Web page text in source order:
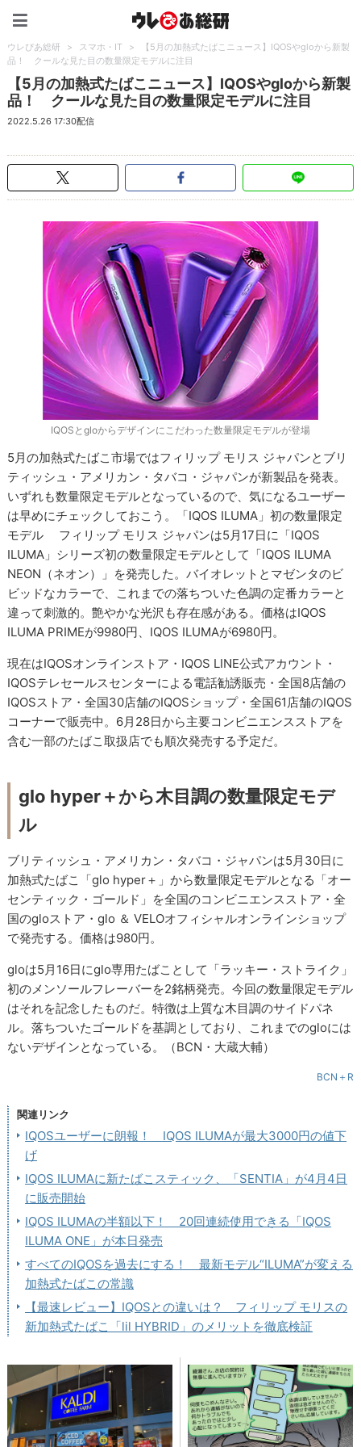
ウレぴあ総研 > スマホ・IT >
【5月の加熱式たばこニュース】IQOSやgloから新製
品！ クールな見た目の数量限定モデルに注目
【5月の加熱式たばこニュース】IQOSやgloから新製
品！ クールな見た目の数量限定モデルに注目
2022.5.26 17:30配信
IQOSとgloからデザインにこだわった数量限定モデルが登場
5月の加熱式たばこ市場ではフィリップ モリス ジャパンとブリ
ティッシュ・アメリカン・タバコ・ジャパンが新製品を発表。
いずれも数量限定モデルとなっているので、気になるユーザー
は早めにチェックしておこう。「IQOS ILUMA」初の数量限定
モデル フィリップ モリス ジャパンは5月17日に「IQOS
ILUMA」シリーズ初の数量限定モデルとして「IQOS ILUMA
NEON（ネオン）」を発売した。バイオレットとマゼンタのビ
ビッドなカラーで、これまでの落ちついた色調の定番カラーと
違って刺激的。艶やかな光沢も存在感がある。価格はIQOS
ILUMA PRIMEが9980円、IQOS ILUMAが6980円。
現在はIQOSオンラインストア・IQOS LINE公式アカウント・
IQOSテレセールスセンターによる電話勧誘販売・全国8店舗の
IQOSストア・全国30店舗のIQOSショップ・全国61店舗のIQOS
コーナーで販売中。6月28日から主要コンビニエンスストアを
含む一部のたばこ取扱店でも順次発売する予定だ。
glo hyper＋から木目調の数量限定モデ
ル
ブリティッシュ・アメリカン・タバコ・ジャパンは5月30日に
加熱式たばこ「glo hyper＋」から数量限定モデルとなる「オー
センティック・ゴールド」を全国のコンビニエンスストア・全
国のgloストア・glo ＆ VELOオフィシャルオンラインショップ
で発売する。価格は980円。
gloは5月16日にglo専用たばことして「ラッキー・ストライク」
初のメンソールフレーバーを2銘柄発売。今回の数量限定モデル
はそれを記念したものだ。特徴は上質な木目調のサイドパネ
ル。落ちついたゴールドを基調としており、これまでのgloには
ないデザインとなっている。（BCN・大蔵大輔）
BCN＋R
関連リンク
IQOSユーザーに朗報！ IQOS ILUMAが最大3000円の値下
げ
IQOS ILUMAに新たばこスティック、「SENTIA」が4月4日
に販売開始
IQOS ILUMAの半額以下！ 20回連続使用できる「IQOS
ILUMA ONE」が本日発売
すべてのIQOSを過去にする！ 最新モデル“ILUMA”が変える
加熱式たばこの常識
【最速レビュー】IQOSとの違いは？ フィリップ モリスの
新加熱式たばこ「lil HYBRID」のメリットを徹底検証